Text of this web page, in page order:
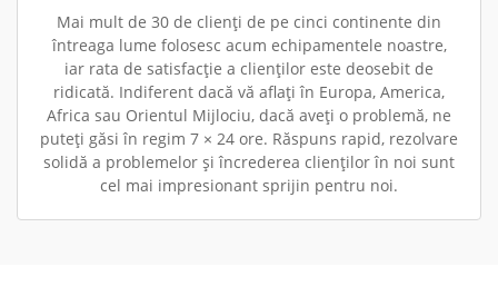
Mai mult de 30 de clienți de pe cinci continente din
întreaga lume folosesc acum echipamentele noastre,
iar rata de satisfacție a clienților este deosebit de
ridicată. Indiferent dacă vă aflați în Europa, America,
Africa sau Orientul Mijlociu, dacă aveți o problemă, ne
puteți găsi în regim 7 × 24 ore. Răspuns rapid, rezolvare
solidă a problemelor și încrederea clienților în noi sunt
cel mai impresionant sprijin pentru noi.